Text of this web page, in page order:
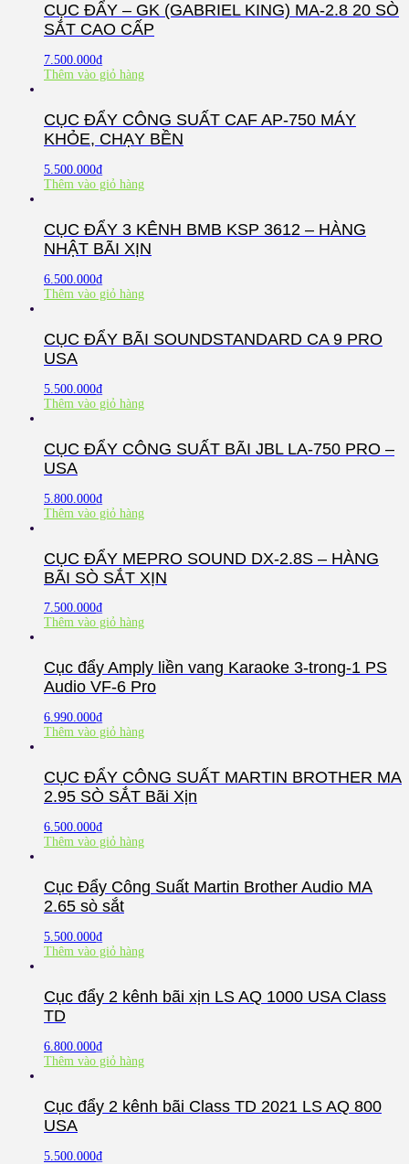
CỤC ĐẨY – GK (GABRIEL KING) MA-2.8 20 SÒ
SẮT CAO CẤP
7.500.000₫
Thêm vào giỏ hàng
CỤC ĐẨY CÔNG SUẤT CAF AP-750 MÁY
KHỎE, CHẠY BỀN
5.500.000₫
Thêm vào giỏ hàng
CỤC ĐẨY 3 KÊNH BMB KSP 3612 – HÀNG
NHẬT BÃI XỊN
6.500.000₫
Thêm vào giỏ hàng
CỤC ĐẨY BÃI SOUNDSTANDARD CA 9 PRO
USA
5.500.000₫
Thêm vào giỏ hàng
CỤC ĐẨY CÔNG SUẤT BÃI JBL LA-750 PRO –
USA
5.800.000₫
Thêm vào giỏ hàng
CỤC ĐẨY MEPRO SOUND DX-2.8S – HÀNG
BÃI SÒ SẮT XỊN
7.500.000₫
Thêm vào giỏ hàng
Cục đẩy Amply liền vang Karaoke 3-trong-1 PS
Audio VF-6 Pro
6.990.000₫
Thêm vào giỏ hàng
CỤC ĐẨY CÔNG SUẤT MARTIN BROTHER MA
2.95 SÒ SẮT Bãi Xịn
6.500.000₫
Thêm vào giỏ hàng
Cục Đẩy Công Suất Martin Brother Audio MA
2.65 sò sắt
5.500.000₫
Thêm vào giỏ hàng
Cục đẩy 2 kênh bãi xịn LS AQ 1000 USA Class
TD
6.800.000₫
Thêm vào giỏ hàng
Cục đẩy 2 kênh bãi Class TD 2021 LS AQ 800
USA
5.500.000₫